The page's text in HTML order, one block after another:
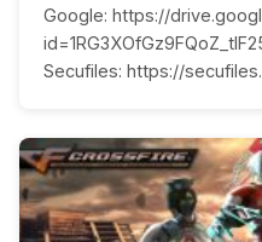
Google: https://
Secufiles: https://